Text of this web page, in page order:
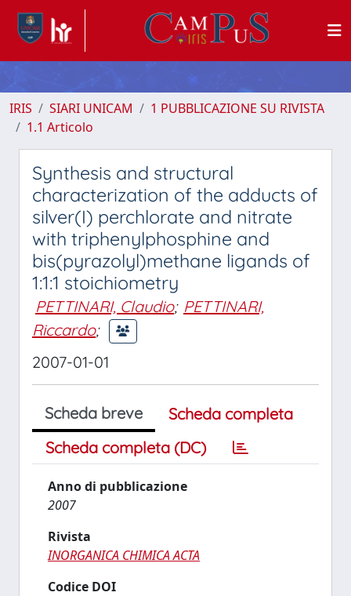
IRIS SIARI UNICAM
1 PUBBLICAZIONE SU RIVISTA
1.1 Articolo
Synthesis and structural
characterization of the adducts of
silver(I) perchlorate and nitrate
with triphenylphosphine and
bis(pyrazolyl)methane ligands of
1:1:1 stoichiometry
PETTINARI, Claudio; PETTINARI,
Riccardo;
2007-01-01
Scheda breve
Scheda completa
Scheda completa (DC)
Anno di pubblicazione
2007
Rivista
INORGANICA CHIMICA ACTA
Codice DOI